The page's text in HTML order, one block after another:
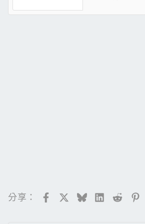
分享： FacebookBlueskyLinkedIn
Reddit